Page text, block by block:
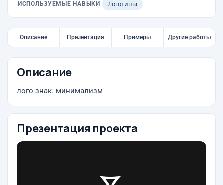
ИСПОЛЬЗУЕМЫЕ НАВЫКИ Логотипы
Описание Презентация Примеры Другие работы
Описание
лого-знак. минимализм
Презентация проекта